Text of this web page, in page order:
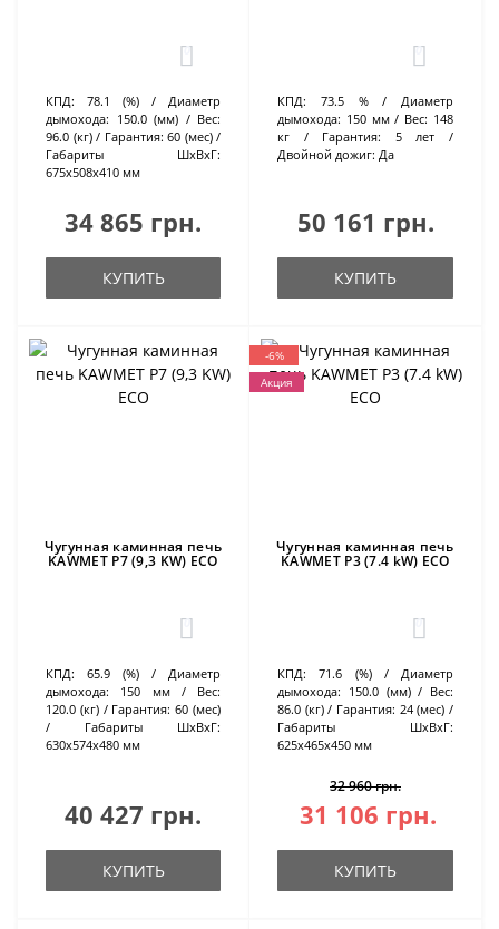
0
КПД: 78.1 (%)
Диаметр
дымохода: 150.0 (мм)
Вес:
96.0 (кг)
Гарантия: 60 (мес)
Габариты ШхВхГ:
675х508х410 мм
34 865 грн.
КУПИТЬ
0
КПД: 73.5 %
Диаметр
дымохода: 150 мм Вес: 148
кг
Гарантия:
5 лет
Двойной дожиг: Да
50 161 грн.
КУПИТЬ
Чугунная каминная печь
KAWMET P7 (9,3 KW) ECO
0
КПД: 65.9 (%)
Диаметр
дымохода:
150 мм
Вес:
120.0 (кг)
Гарантия: 60 (мес)
Габариты ШхВхГ:
630х574х480 мм
40 427 грн.
КУПИТЬ
-6%
Акция
Чугунная каминная печь
KAWMET P3 (7.4 kW) ECO
0
КПД: 71.6 (%)
Диаметр
дымохода: 150.0 (мм)
Вес:
86.0 (кг)
Гарантия: 24 (мес)
Габариты ШхВхГ:
625х465х450 мм
32 960 грн.
31 106 грн.
КУПИТЬ